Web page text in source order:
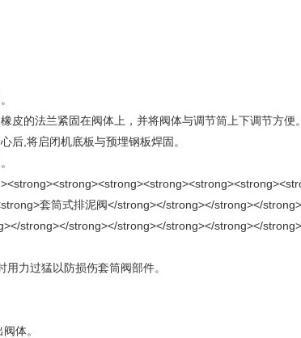
皮的法兰紧固在阀体上，并将阀体与调节筒上下调节方便。
后,将启闭机底板与预埋钢板焊固。
力过猛以防损伤套筒阀部件。
体。